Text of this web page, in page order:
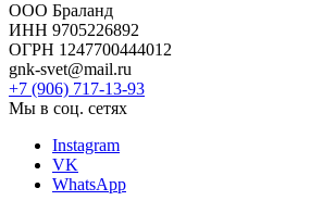
ООО Браланд
ИНН 9705226892
ОГРН 1247700444012
gnk-svet@mail.ru
+7 (906) 717-13-93
Мы в соц. сетях
Instagram
VK
WhatsApp